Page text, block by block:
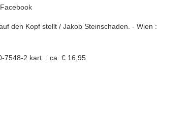
den Kopf stellt / Jakob Steinschaden. - Wien :
7548-2 kart. : ca. € 16,95